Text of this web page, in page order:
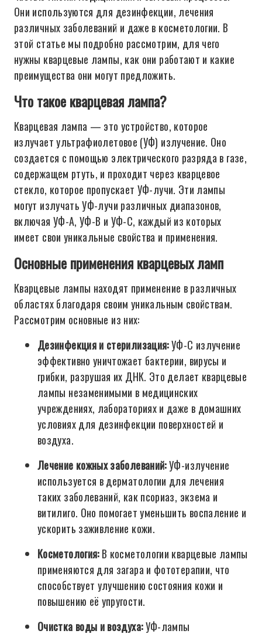
Они используются для дезинфекции, лечения
различных заболеваний и даже в косметологии. В
этой статье мы подробно рассмотрим, для чего
нужны кварцевые лампы, как они работают и какие
преимущества они могут предложить.
Что такое кварцевая лампа?
Кварцевая лампа — это устройство, которое
излучает ультрафиолетовое (УФ) излучение. Оно
создается с помощью электрического разряда в газе,
содержащем ртуть, и проходит через кварцевое
стекло, которое пропускает УФ-лучи. Эти лампы
могут излучать УФ-лучи различных диапазонов,
включая УФ-А, УФ-В и УФ-С, каждый из которых
имеет свои уникальные свойства и применения.
Основные применения кварцевых ламп
Кварцевые лампы находят применение в различных
областях благодаря своим уникальным свойствам.
Рассмотрим основные из них:
Дезинфекция и стерилизация:УФ-С излучение
эффективно уничтожает бактерии, вирусы и
грибки, разрушая их ДНК. Это делает кварцевые
лампы незаменимыми в медицинских
учреждениях, лабораториях и даже в домашних
условиях для дезинфекции поверхностей и
воздуха.
Лечение кожных заболеваний:УФ-излучение
используется в дерматологии для лечения
таких заболеваний, как псориаз, экзема и
витилиго. Оно помогает уменьшить воспаление и
ускорить заживление кожи.
Косметология:В косметологии кварцевые лампы
применяются для загара и фототерапии, что
способствует улучшению состояния кожи и
повышению её упругости.
Очистка воды и воздуха:УФ-лампы